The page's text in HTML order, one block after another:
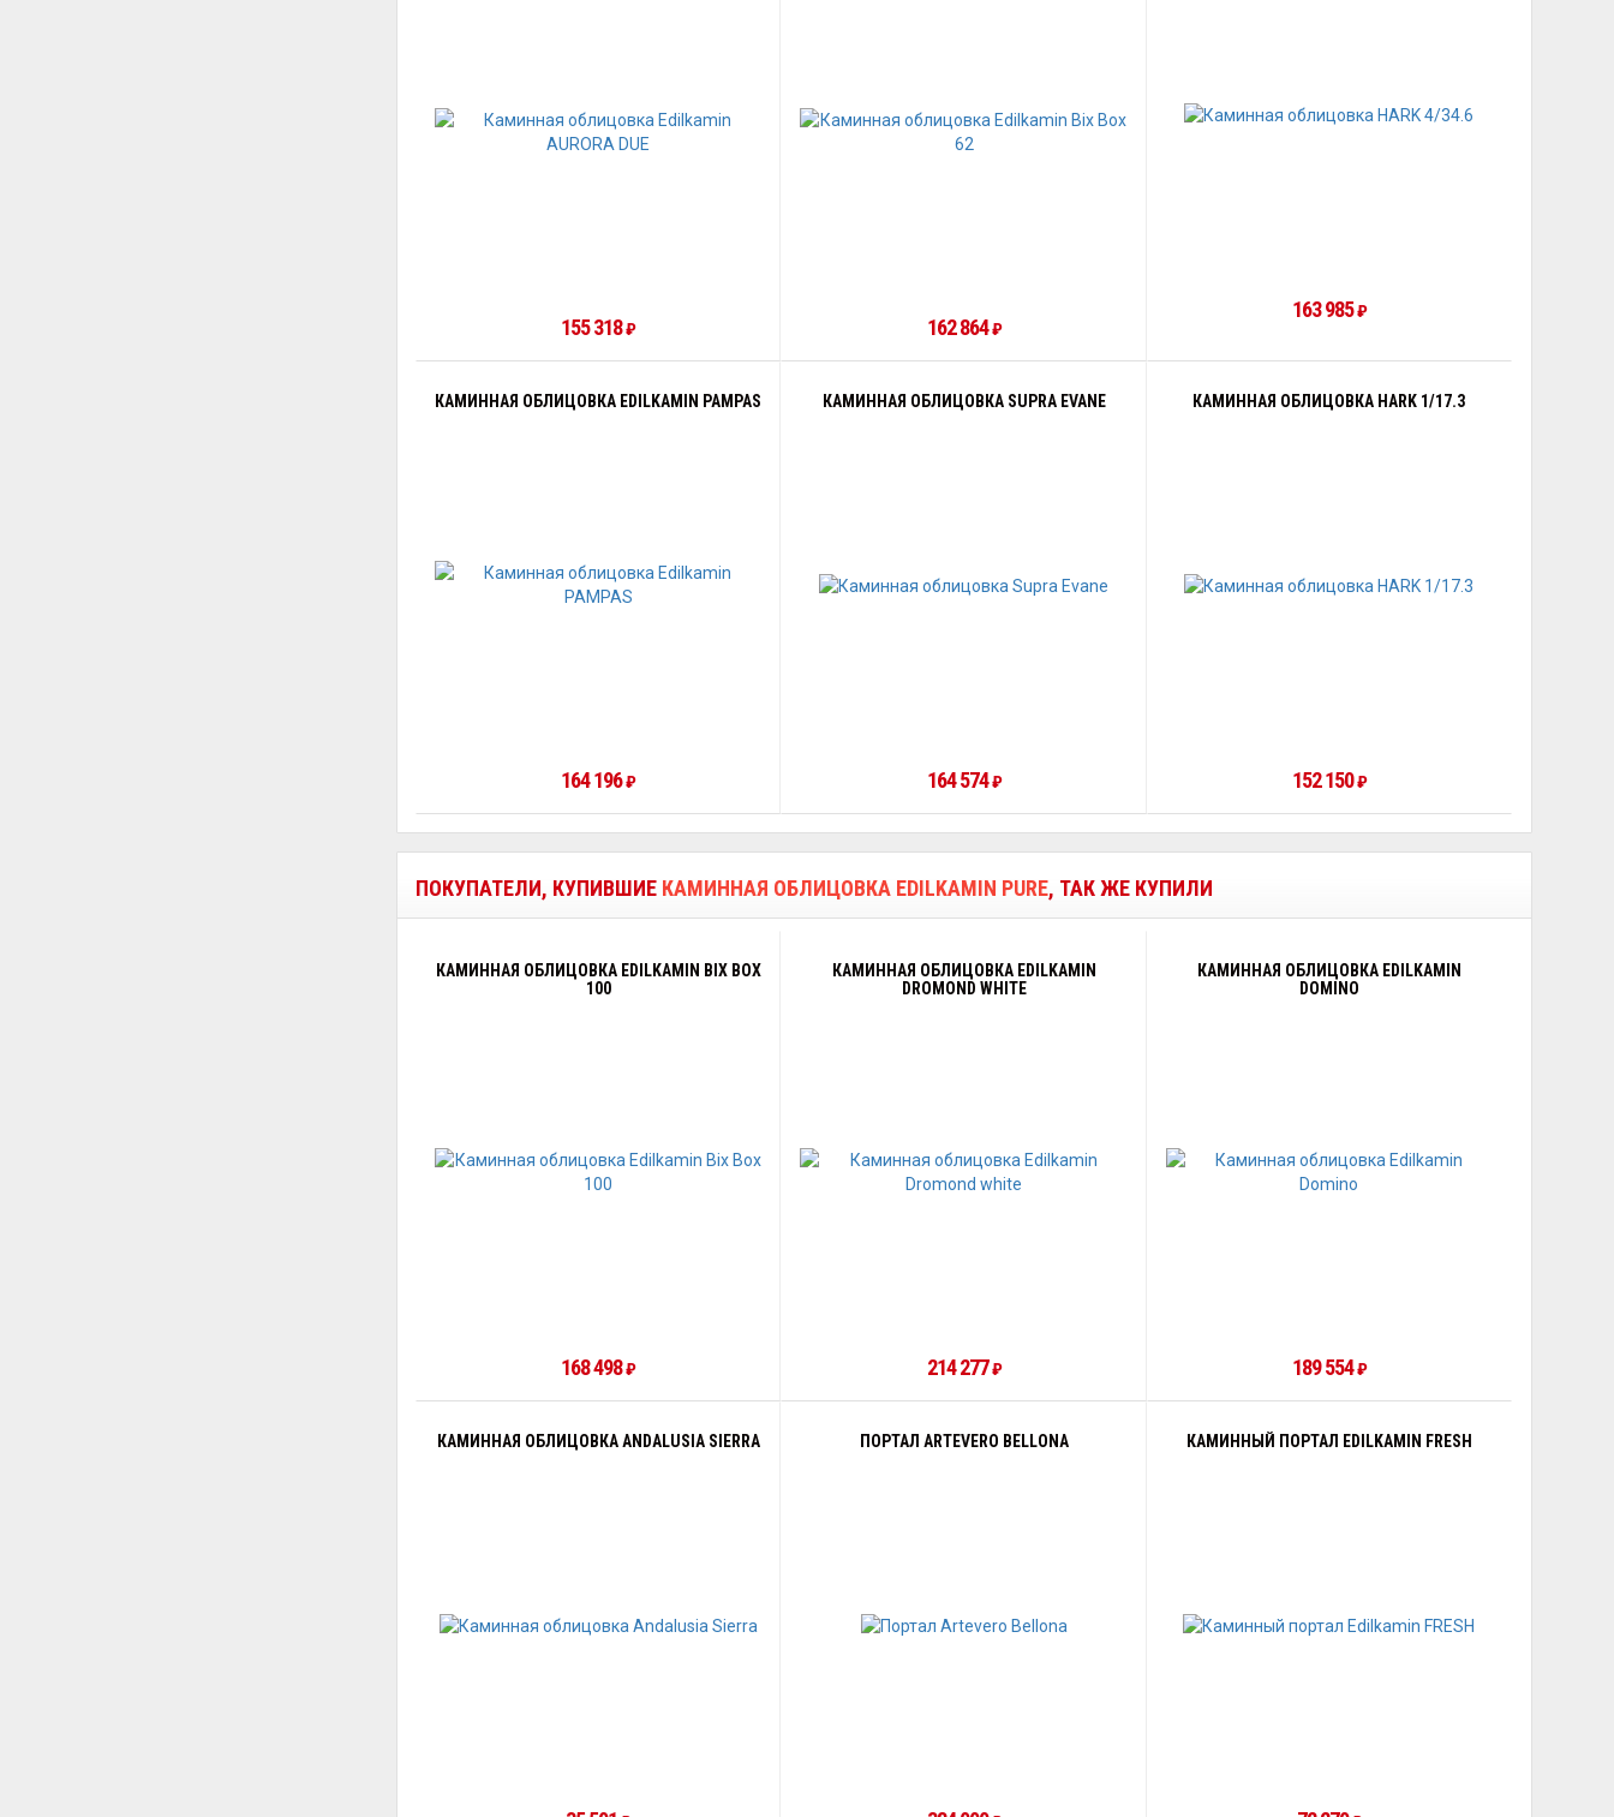
155 318₽ 162 864₽
163 985₽
КАМИННАЯ ОБЛИЦОВКА EDILKAMIN PAMPAS
164 196₽
КАМИННАЯ ОБЛИЦОВКА SUPRA EVANE
164 574₽
КАМИННАЯ ОБЛИЦОВКА HARK 1/17.3
152 150₽
ПОКУПАТЕЛИ, КУПИВШИЕ КАМИННАЯ ОБЛИЦОВКА EDILKAMIN PURE, ТАК ЖЕ КУПИЛИ
КАМИННАЯ ОБЛИЦОВКА EDILKAMIN BIX BOX
100
168 498₽
КАМИННАЯ ОБЛИЦОВКА EDILKAMIN
DROMOND WHITE
214 277₽
КАМИННАЯ ОБЛИЦОВКА EDILKAMIN
DOMINO
189 554₽
КАМИННАЯ ОБЛИЦОВКА ANDALUSIA SIERRA ПОРТАЛ ARTEVERO BELLONA КАМИННЫЙ ПОРТАЛ EDILKAMIN FRESH